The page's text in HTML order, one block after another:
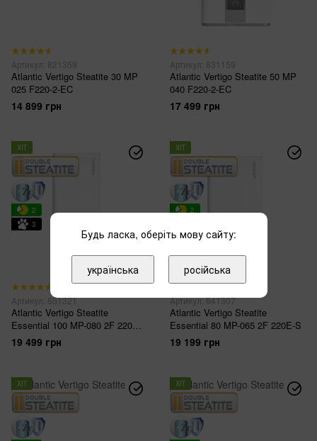
Артикул: 821359
Atlantic Vertigo Steatite 30 MP
025 F220-2-EC
14 899 грн
Артикул: 831159
Atlantic Vertigo Steatite 50 MP
040 F220-2-EC
17 499 грн
ХІТ
2
3
Артикул: 851321
Atlantic Vertigo Steatite
Essential 100 MP-080 2F 220E-
S
19 499 грн
ХІТ
2
13
Артикул: 841307
Atlantic Vertigo Steatite
Essential 80 MP-065 2F 220E-S
19 199 грн
ХІТ ХІТ
Будь ласка, оберіть мову сайту:
українська російська